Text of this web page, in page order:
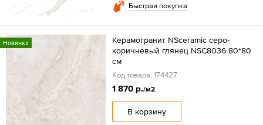
Быстрая покупка
Новинка
Керамогранит NSceramic серо-
коричневый глянец NSC8036 80*80
см
Код товара: 174427
1 870 р./м2
В корзину